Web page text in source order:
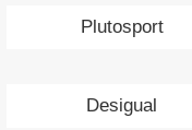
Plutosport
Desigual